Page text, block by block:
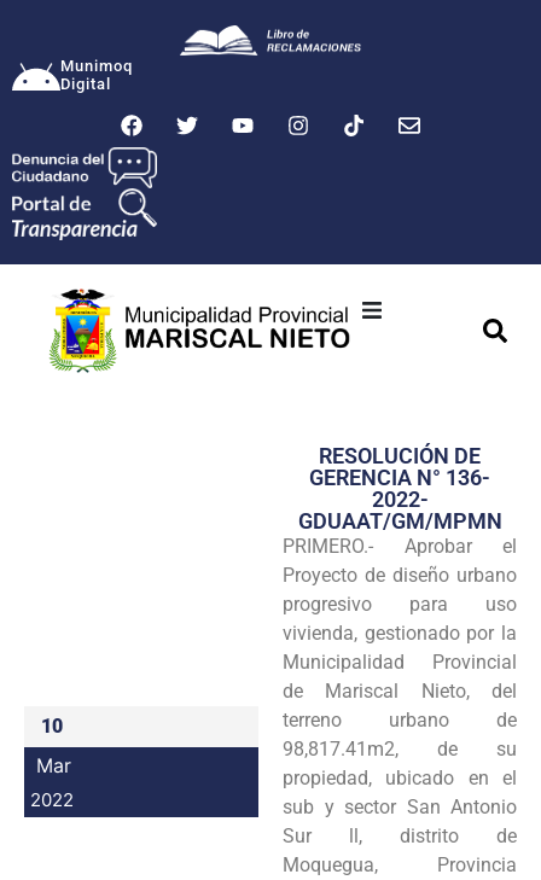
Munimoq
Digital
Transparencia
Seguridad
Programas
Intranet
10
Mar
2022
RESOLUCIÓN DE
GERENCIA N° 136-
2022-
GDUAAT/GM/MPMN
PRIMERO.- Aprobar el
Proyecto de diseño urbano
progresivo para uso
vivienda, gestionado por la
Municipalidad Provincial
de Mariscal Nieto, del
terreno urbano de
98,817.41m2, de su
propiedad, ubicado en el
sub y sector San Antonio
Sur ll, distrito de
Moquegua, Provincia